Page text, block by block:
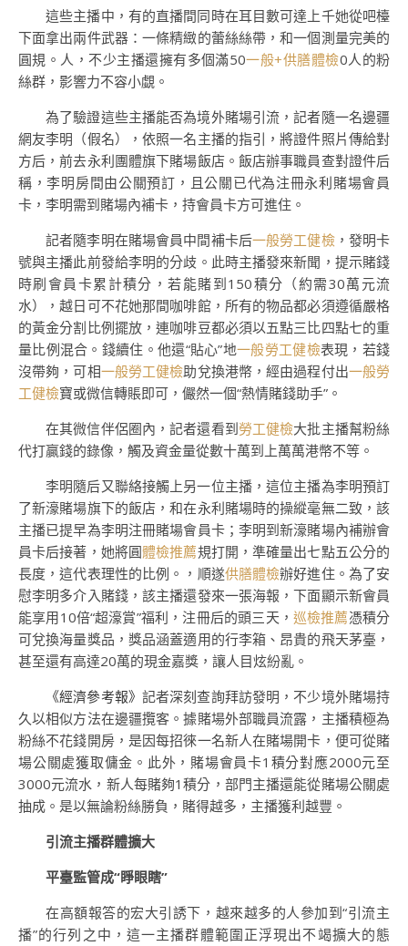
這些主播中，有的直播間同時在耳目數可達上千她從吧檯
下面拿出兩件武器：一條精緻的蕾絲絲帶，和一個測量完美的
圓規。人，不少主播還擁有多個滿50一般+供膳體檢0人的粉
絲群，影響力不容小覷。
為了驗證這些主播能否為境外賭場引流，記者隨一名邊疆
網友李明（假名），依照一名主播的指引，將證件照片傳給對
方后，前去永利團體旗下賭場飯店。飯店辦事職員查對證件后
稱，李明房間由公關預訂，且公關已代為注冊永利賭場會員
卡，李明需到賭場內補卡，持會員卡方可進住。
記者隨李明在賭場會員中間補卡后一般勞工健檢，發明卡
號與主播此前發給李明的分歧。此時主播發來新聞，提示賭錢
時刷會員卡累計積分，若能賭到150積分（約需30萬元流
水），越日可不花她那間咖啡館，所有的物品都必須遵循嚴格
的黃金分割比例擺放，連咖啡豆都必須以五點三比四點七的重
量比例混合。錢續住。他還“貼心”地一般勞工健檢表現，若錢
沒帶夠，可相一般勞工健檢助兌換港幣，經由過程付出一般勞
工健檢寶或微信轉賬即可，儼然一個“熱情賭錢助手”。
在其微信伴侶圈內，記者還看到勞工健檢大批主播幫粉絲
代打贏錢的錄像，觸及資金量從數十萬到上萬萬港幣不等。
李明隨后又聯絡接觸上另一位主播，這位主播為李明預訂
了新濠賭場旗下的飯店，和在永利賭場時的操縱毫無二致，該
主播已提早為李明注冊賭場會員卡；李明到新濠賭場內補辦會
員卡后接著，她將圓體檢推薦規打開，準確量出七點五公分的
長度，這代表理性的比例。，順遂供膳體檢辦好進住。為了安
慰李明多介入賭錢，該主播還發來一張海報，下面顯示新會員
能享用10倍“超濠賞”福利，注冊后的頭三天， 巡檢推薦憑積分
可兌換海量獎品，獎品涵蓋適用的行李箱、昂貴的飛天茅臺，
甚至還有高達20萬的現金嘉獎，讓人目炫紛亂。
《經濟參考報》 記者深刻查詢拜訪發明，不少境外賭場持
久以相似方法在邊疆攬客。據賭場外部職員流露，主播積極為
粉絲不花錢開房，是因每招徠一名新人在賭場開卡，便可從賭
場公關處獲取傭金。此外，賭場會員卡1積分對應2000元至
3000元流水，新人每賭夠1積分，部門主播還能從賭場公關處
抽成。是以無論粉絲勝負，賭得越多，主播獲利越豐。
引流主播群體擴大
平臺監管成“睜眼瞎”
在高額報答的宏大引誘下，越來越多的人參加到“引流主
播”的行列之中，這一主播群體範圍正浮現出不竭擴大的態